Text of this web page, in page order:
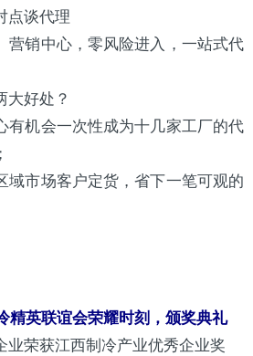
谈代理
销中心，零风险进入，一站式代
好处？
机会一次性成为十几家工厂的代
市场客户定货，省下一笔可观的
精英联谊会荣耀时刻，颁奖典礼
荣获江西制冷产业优秀企业奖